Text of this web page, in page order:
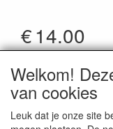
€14.00
*Prijzen zijn inclusief btw
Artikelcode: 51898
Welkom!
van cookies
Leuk dat je onze site